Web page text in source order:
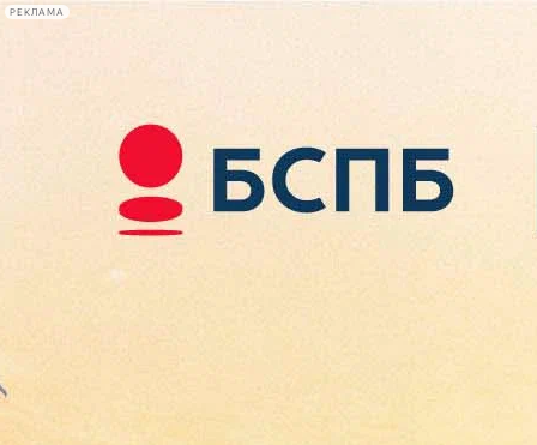
РЕКЛАМА
Сегодня:
2026.08.09
09:54
Афиша Plus